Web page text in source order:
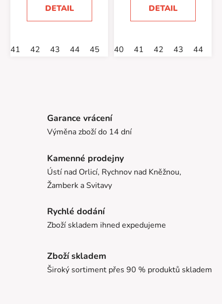
DETAIL
41 42 43 44 45 46
DETAIL
40 41 42 43 44
Garance vrácení
Výměna zboží do 14 dní
Kamenné prodejny
Ústí nad Orlicí, Rychnov nad Kněžnou,
Žamberk a Svitavy
Rychlé dodání
Zboží skladem ihned expedujeme
Zboží skladem
Široký sortiment přes 90 % produktů skladem